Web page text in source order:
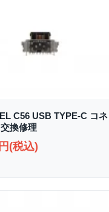
C56 USB TYPE-C コネ
換修理
(税込)